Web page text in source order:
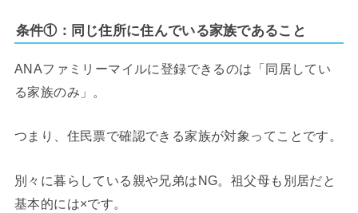
条件①：同じ住所に住んでいる家族であること
ANAファミリーマイルに登録できるのは「同居してい
る家族のみ」。
つまり、住民票で確認できる家族が対象ってことです。
別々に暮らしている親や兄弟はNG。祖父母も別居だと
基本的には×です。